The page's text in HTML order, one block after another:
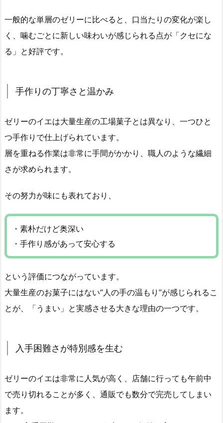
一般的な単層のゼリーに比べると、口当たりの変化が楽し
く、噛むごとに新しい味わいが感じられる点が「クセにな
る」と好評です。
手作りの丁寧さと温かみ
ゼリーのイエは大量生産の工場菓子とは異なり、一つひと
つ手作りで仕上げられています。
層を重ねる作業は非常に手間がかかり、職人のような繊細
さが求められます。
その努力が味にも表れており、
・素朴だけど奥深い
・手作り感があって安心する
という評価につながっています。
大量生産のお菓子にはない“人の手の温もり”が感じられるこ
とが、「うまい」と実感させる大きな理由の一つです。
入手困難さが特別感を生む
ゼリーのイエは非常に人気が高く、店舗に行っても午前中
で売り切れることが多く、通販でも数分で完売してしまい
ます。